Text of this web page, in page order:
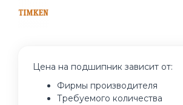
Цена на подшипник зависит от:
Фирмы производителя
Требуемого количества